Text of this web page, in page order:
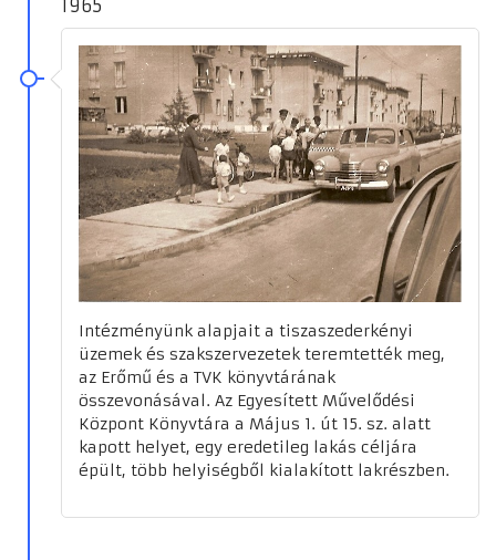
1965
Intézményünk alapjait a tiszaszederkényi
üzemek és szakszervezetek teremtették meg,
az Erőmű és a TVK könyvtárának
összevonásával. Az Egyesített Művelődési
Központ Könyvtára a Május 1. út 15. sz. alatt
kapott helyet, egy eredetileg lakás céljára
épült, több helyiségből kialakított lakrészben.